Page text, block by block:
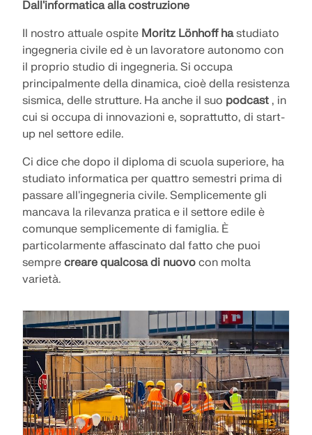
API Dlubal
Il nuovo servizio API di Dlubal (gRPC) ti offre
un'interfaccia flessibile per il software di analisi
strutturale basata su Python e C#, con accesso
diretto all'intera gamma di prodotti Dlubal.
Add-on
Analisi aggiuntive
Analisi dinamica
Soluzioni speciali
Verifica
RSECTION 1
Calcoli di sezioni trasversali definiti dall'utente
Per maggiori informazioni
RWIND 3
Software CFD per la galleria del vento digitale
Per maggiori informazioni
Trova risposte rapide
Trova risposte rapide alle domande comuni sul
software Dlubal. Cerca o filtra centinaia di FAQ per
risolvere i problemi in poco tempo.
VISUALIZZA FAQ
Sblocca la potenza dell’innovazione
Scopri strumenti all'avanguardia e miglioramenti
progettati per potenziare il tuo flusso di lavoro
SCOPRI LE NUOVE FUNZIONI
Free Zone di Dlubal
Ricevi assistenza esperta ogni volta che ne hai
bisogno. Goditi l'assistenza AI gratuita, il supporto
via email, i webinar dal vivo e i servizi premium per
gli utenti del Service Contract Pro.
RICEVI ASSISTENZA
Software di analisi strutturale gratuito
per studenti
Migliaia di studenti in tutto il mondo beneficiano già
del software Dlubal. Goditi l'accesso gratuito, la
studi.
OTTIENI LICENZA GRATUITA
Incontra gli esperti
I nostri ingegneri dedicati sono qui per assisterti
COLLEGARSI CON L'ASSISTENZA
dell'ingegneria. Vivi l'innovazione, la crescita e sfide
entusiasmanti.
OPPORTUNITÀ DI CARRIERA
Unisciti a un leader globale nel software di
ingegneria e porta la tua carriera a nuovi livelli.
SCOPRI LE POSIZIONI APERTE
LOGIN
CREA ACCOUNT
Italiano
Dall'informatica alla costruzione
Il nostro attuale ospite Moritz Lönhoff hastudiato
ingegneria civile ed è un lavoratore autonomo con
il proprio studio di ingegneria. Si occupa
principalmente della dinamica, cioè della resistenza
sismica, delle strutture. Ha anche il suo podcast , in
cui si occupa di innovazioni e, soprattutto, di start-
up nel settore edile.
Ci dice che dopo il diploma di scuola superiore, ha
studiato informatica per quattro semestri prima di
passare all'ingegneria civile. Semplicemente gli
mancava la rilevanza pratica e il settore edile è
comunque semplicemente di famiglia. È
particolarmente affascinato dal fatto che puoi
sempre creare qualcosa di nuovo con molta
varietà.